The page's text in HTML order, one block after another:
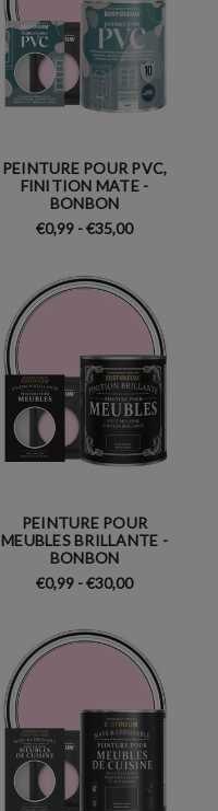
PEINTURE POUR PVC,
FINITION MATE -
BONBON
€0,99 - €35,00
PEINTURE POUR
MEUBLES BRILLANTE -
BONBON
€0,99 - €30,00